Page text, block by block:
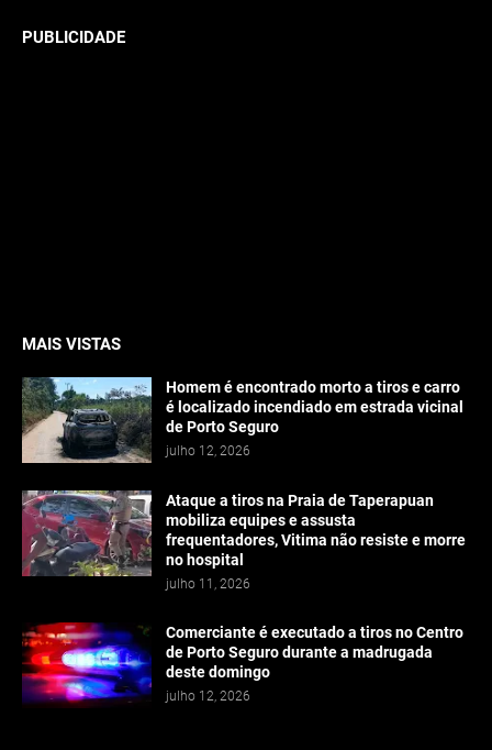
PUBLICIDADE
MAIS VISTAS
Homem é encontrado morto a tiros e carro
é localizado incendiado em estrada vicinal
de Porto Seguro
julho 12, 2026
Ataque a tiros na Praia de Taperapuan
mobiliza equipes e assusta
frequentadores, Vitima não resiste e morre
no hospital
julho 11, 2026
Comerciante é executado a tiros no Centro
de Porto Seguro durante a madrugada
deste domingo
julho 12, 2026